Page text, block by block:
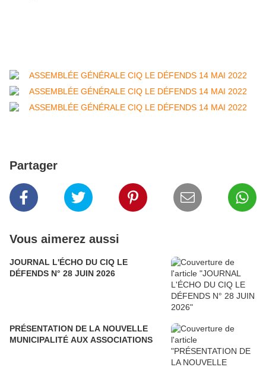
Partager
Vous aimerez aussi
JOURNAL L'ÉCHO DU CIQ LE
DÉFENDS N° 28 JUIN 2026
PRÉSENTATION DE LA NOUVELLE
MUNICIPALITÉ AUX ASSOCIATIONS